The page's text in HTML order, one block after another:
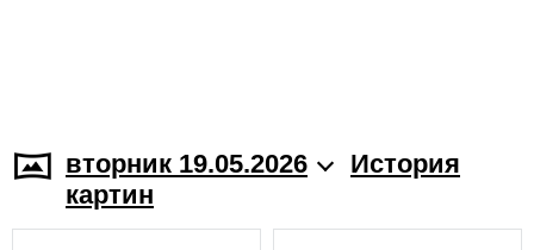
вторник 19.05.2026
История
картин